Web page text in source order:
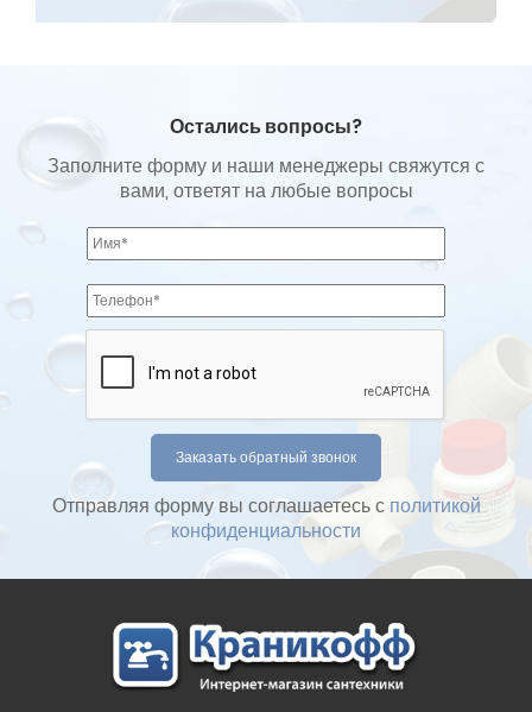
Остались вопросы?
Заполните форму и наши менеджеры свяжутся с
вами, ответят на любые вопросы
Отправляя форму вы соглашаетесь с политикой
конфиденциальности